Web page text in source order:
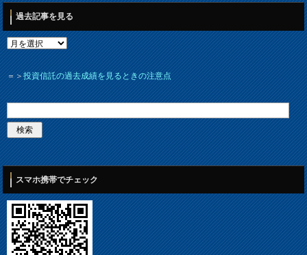
過去記事を見る
＝＞投資信託の過去成績を見るときの注意点
スマホ携帯でチェック